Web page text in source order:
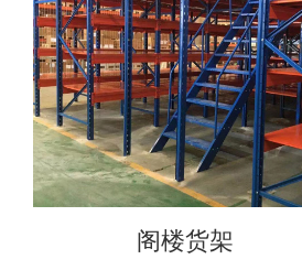
阁楼货架